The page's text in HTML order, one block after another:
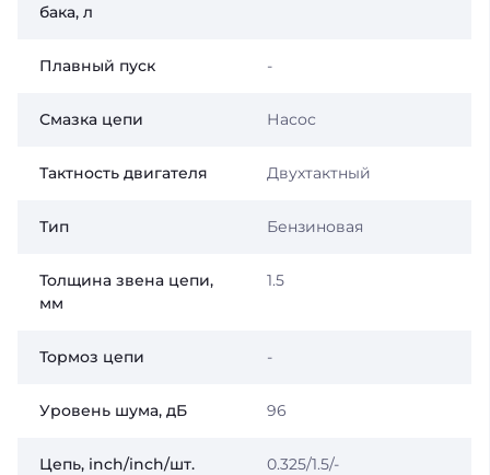
бака, л
Плавный пуск -
Смазка цепи Насос
Тактность двигателя Двухтактный
Тип Бензиновая
Толщина звена цепи,
мм
1.5
Тормоз цепи -
Уровень шума, дБ 96
Цепь, inch/inch/шт. 0.325/1.5/-